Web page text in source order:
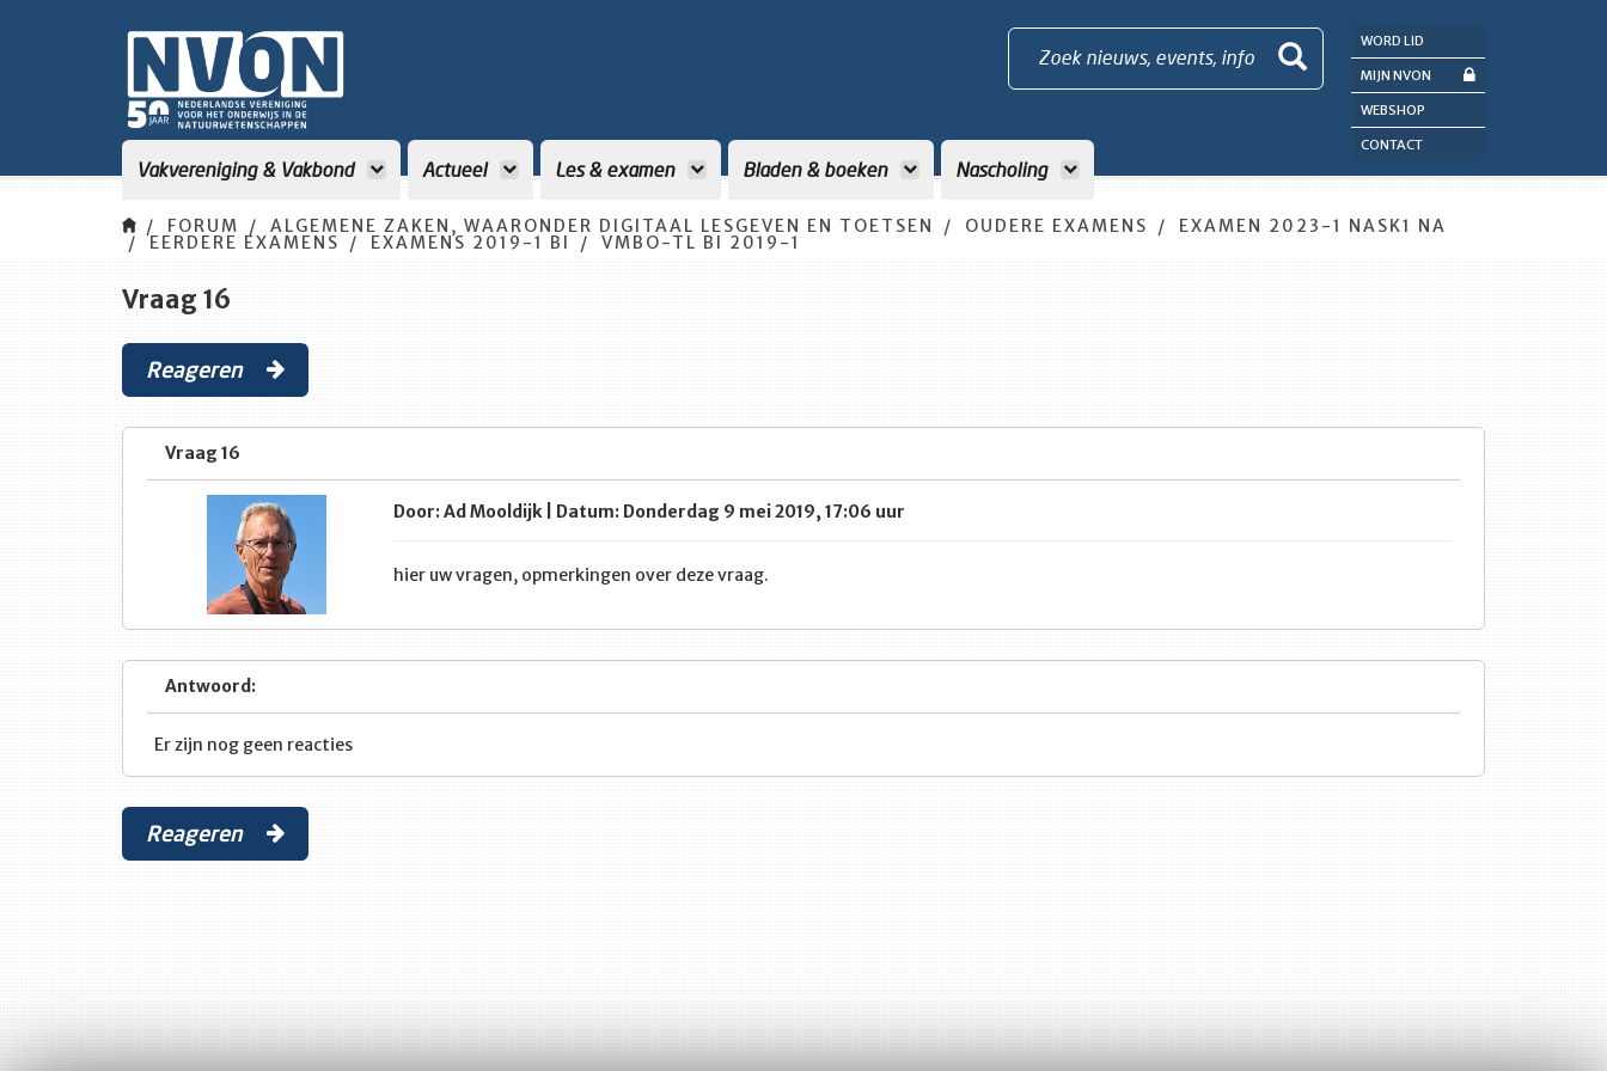
Zoek nieuws, events, info
Vakvereniging & Vakbond Actueel Les & examen Bladen & boeken Nascholing
WORD LID
MIJN NVON
WEBSHOP
CONTACT
FORUM ALGEMENE ZAKEN, WAARONDER DIGITAAL LESGEVEN EN TOETSEN OUDERE EXAMENS EXAMEN 2023-1 NASK1 NA
EERDERE EXAMENS EXAMENS 2019-1 BI VMBO-TL BI 2019-1
Vraag 16
Reageren
Vraag 16
Door: Ad Mooldijk | Datum: Donderdag 9 mei 2019, 17:06 uur
hier uw vragen, opmerkingen over deze vraag.
Antwoord:
Er zijn nog geen reacties
Reageren